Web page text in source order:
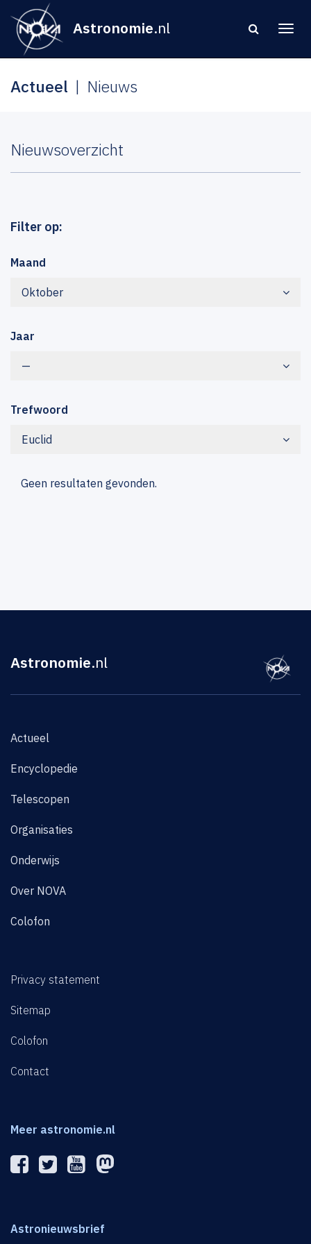
Astronomie.nl
Actueel Nieuws
Nieuwsoverzicht
Filter op:
Maand
Oktober
Jaar
—
Trefwoord
Euclid
Geen resultaten gevonden.
Astronomie.nl
Actueel
Encyclopedie
Telescopen
Organisaties
Onderwijs
Over NOVA
Colofon
Privacy statement
Sitemap
Colofon
Contact
Meer astronomie.nl
Astronieuwsbrief